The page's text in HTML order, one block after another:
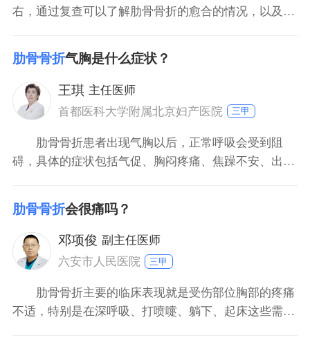
右，通过复查可以了解肋骨骨折的愈合的情况，以及是
起，而一旦出现肋骨骨折，要及时的前往医院，通过各
种辅助检查，比如胸部的X线，胸部的ct来明确肋骨骨
折的严重程度以及骨折的根数。如果是单根的肋骨骨
折，可以通过静养
肋骨骨折气胸是什么症状？
王琪 主任医师
首都医科大学附属北京妇产医院
三甲
肋骨骨折患者出现气胸以后，正常呼吸会受到阻
碍，具体的症状包括气促、胸闷疼痛、焦躁不安、出汗
的生命安全。因此患者需要及时根据病情的严重程度选
择治疗方法。如果气胸量较少，就可以选择保守治疗。
如果气胸量较多，就需要进行胸腔闭式引流，尽早排出
多余的气体。在
肋骨骨折会很痛吗？
邓项俊 副主任医师
六安市人民医院
三甲
肋骨骨折主要的临床表现就是受伤部位胸部的疼痛
不适，特别是在深呼吸、打喷嚏、躺下、起床这些需要